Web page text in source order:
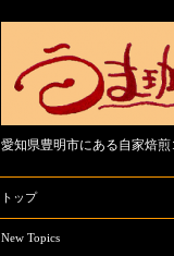
愛知県豊明市にある自家焙煎
トップ
New Topics